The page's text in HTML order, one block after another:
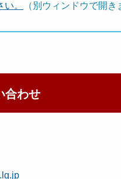
。
（別ウィンドウで開き
合わせ